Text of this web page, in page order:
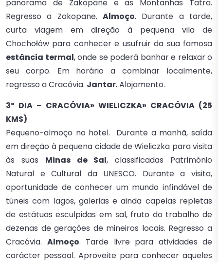
panorama de Zakopane e as Montanhas Tatra.
Regresso a Zakopane. Almoço. Durante a tarde,
curta viagem em direção à pequena vila de
Chochołów para conhecer e usufruir da sua famosa
estância termal, onde se poderá banhar e relaxar o
seu corpo. Em horário a combinar localmente,
regresso a Cracóvia. Jantar. Alojamento.
3º DIA – CRACÓVIA» WIELICZKA» CRACÓVIA (25
KMS)
Pequeno-almoço no hotel. Durante a manhã, saída
em direção à pequena cidade de Wieliczka para visita
às suas Minas de Sal, classificadas Património
Natural e Cultural da UNESCO. Durante a visita,
oportunidade de conhecer um mundo infindável de
túneis com lagos, galerias e ainda capelas repletas
de estátuas esculpidas em sal, fruto do trabalho de
dezenas de gerações de mineiros locais. Regresso a
Cracóvia. Almoço. Tarde livre para atividades de
carácter pessoal. Aproveite para conhecer aqueles